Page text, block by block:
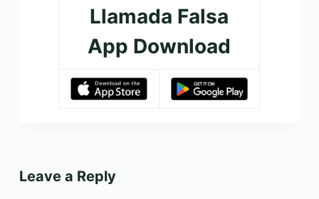
Llamada Falsa
App Download
Leave a Reply